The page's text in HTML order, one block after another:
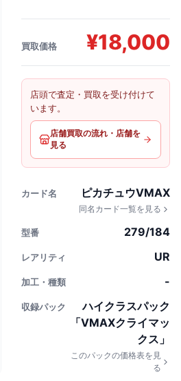
買取価格 ¥18,000
店頭で査定・買取を受け付けて
います。
店舗買取の流れ・店舗を
見る
カード名 ピカチュウVMAX
同名カード一覧を見る
型番 279/184
レアリティ UR
加工・種類 -
収録パック
ハイクラスパック
「VMAXクライマッ
クス」
このパックの価格表を見
る